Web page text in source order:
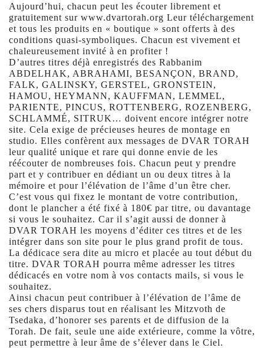
Aujourd’hui, chacun peut les écouter librement et
gratuitement sur www.dvartorah.org Leur téléchargement
et tous les produits en « boutique » sont offerts à des
conditions quasi-symboliques. Chacun est vivement et
chaleureusement invité à en profiter !
D’autres titres déjà enregistrés des Rabbanim
ABDELHAK, ABRAHAMI, BESANÇON, BRAND,
FALK, GALINSKY, GERSTEL, GRONSTEIN,
HAMOU, HEYMANN, KAUFFMAN, LEMMEL,
PARIENTE, PINCUS, ROTTENBERG, ROZENBERG,
SCHLAMMÉ, SITRUK… doivent encore intégrer notre
site. Cela exige de précieuses heures de montage en
studio. Elles confèrent aux messages de DVAR TORAH
leur qualité unique et rare qui donne envie de les
réécouter de nombreuses fois. Chacun peut y prendre
part et y contribuer en dédiant un ou deux titres à la
mémoire et pour l’élévation de l’âme d’un être cher.
C’est vous qui fixez le montant de votre contribution,
dont le plancher a été fixé à 180€ par titre, ou davantage
si vous le souhaitez. Car il s’agit aussi de donner à
DVAR TORAH les moyens d’éditer ces titres et de les
intégrer dans son site pour le plus grand profit de tous.
La dédicace sera dite au micro et placée au tout début du
titre. DVAR TORAH pourra même adresser les titres
dédicacés en votre nom à vos contacts mails, si vous le
souhaitez.
Ainsi chacun peut contribuer à l’élévation de l’âme de
ses chers disparus tout en réalisant les Mitzvoth de
Tsedaka, d’honorer ses parents et de diffusion de la
Torah. De fait, seule une aide extérieure, comme la vôtre,
peut permettre à leur âme de s’élever dans le Ciel.